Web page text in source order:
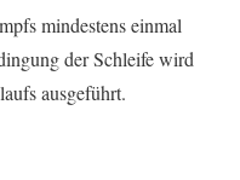
mindestens einmal
der Schleife wird
ausgeführt.